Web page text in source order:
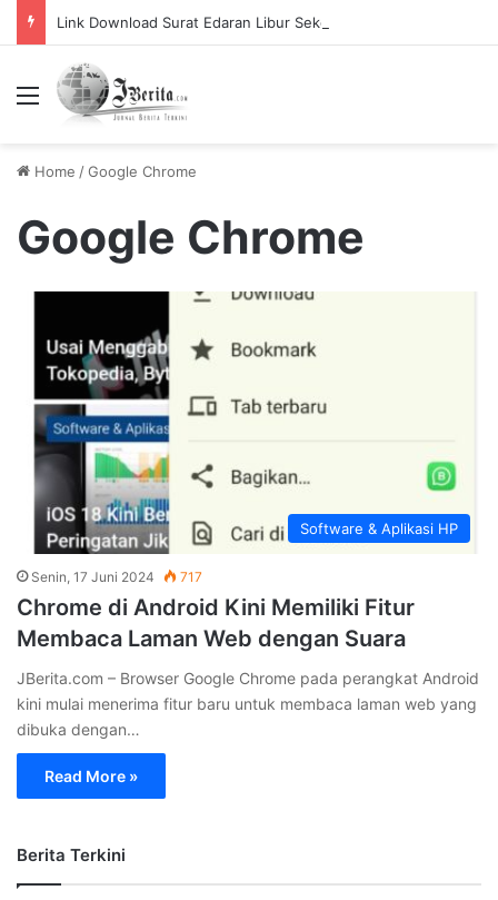
Link Download Surat Edaran Libur Sekolah Bulan Puasa
Menu
Home /Google Chrome
Google Chrome
Software & Aplikasi HP
Senin, 17 Juni 2024 717
Chrome di Android Kini Memiliki Fitur
Membaca Laman Web dengan Suara
JBerita.com – Browser Google Chrome pada perangkat Android
kini mulai menerima fitur baru untuk membaca laman web yang
dibuka dengan…
Read More »
Berita Terkini